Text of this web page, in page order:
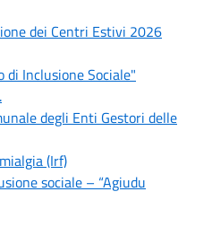
dei Centri Estivi 2026
di Inclusione Sociale"
degli Enti Gestori delle
(Irf)
sociale – “Agiudu